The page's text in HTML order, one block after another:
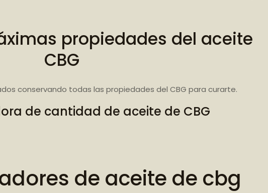
propiedades del aceite
CBG
conservando todas las propiedades del CBG para curarte.
de cantidad de aceite de CBG
de aceite de cbg